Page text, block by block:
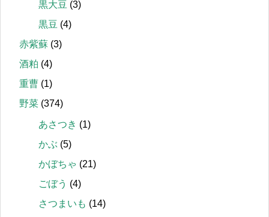
黒大豆 (3)
黒豆 (4)
赤紫蘇 (3)
酒粕 (4)
重曹 (1)
野菜 (374)
あさつき (1)
かぶ (5)
かぼちゃ (21)
ごぼう (4)
さつまいも (14)